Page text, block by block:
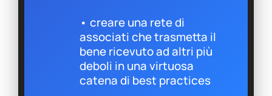
• creare una rete di
associati che trasmetta il
bene ricevuto ad altri più
deboli in una virtuosa
catena di best practices